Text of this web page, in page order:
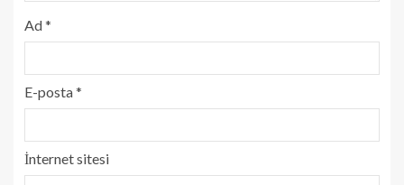
Ad*
E-posta*
İnternet sitesi